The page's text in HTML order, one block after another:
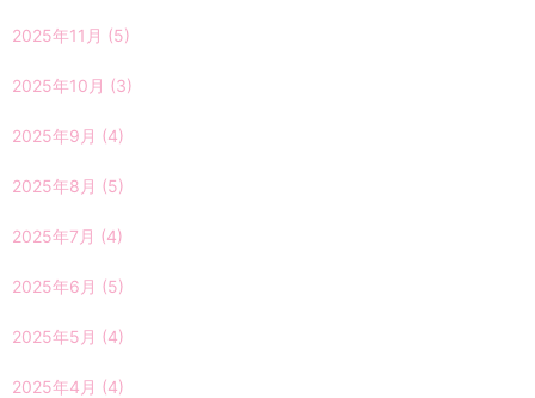
2025年11月 (5)
2025年10月 (3)
2025年9月 (4)
2025年8月 (5)
2025年7月 (4)
2025年6月 (5)
2025年5月 (4)
2025年4月 (4)